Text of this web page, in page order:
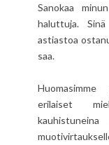
Sanokaa
haluttuja.
astiastoa
saa.
erilaiset